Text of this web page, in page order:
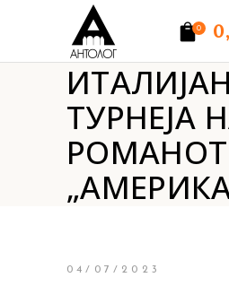
0
Нема производи.
ТУРНЕЈА
РОМАНОТ
04/07/2023